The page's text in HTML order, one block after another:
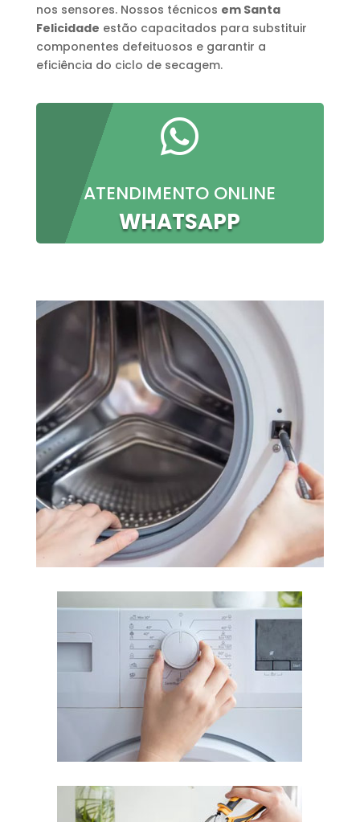
nos sensores. Nossos técnicos em Santa
Felicidade estão capacitados para substituir
componentes defeituosos e garantir a
eficiência do ciclo de secagem.

ATENDIMENTO ONLINE
WHATSAPP